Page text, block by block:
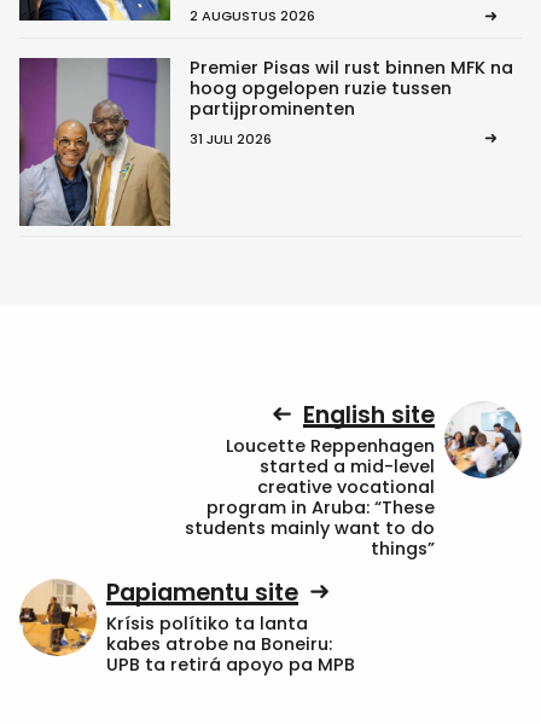
2 AUGUSTUS 2026
Premier Pisas wil rust binnen MFK na
hoog opgelopen ruzie tussen
partijprominenten
31 JULI 2026
English site
Loucette Reppenhagen
started a mid-level
creative vocational
program in Aruba: “These
students mainly want to do
things”
Papiamentu site
Krísis polítiko ta lanta
kabes atrobe na Boneiru:
UPB ta retirá apoyo pa MPB